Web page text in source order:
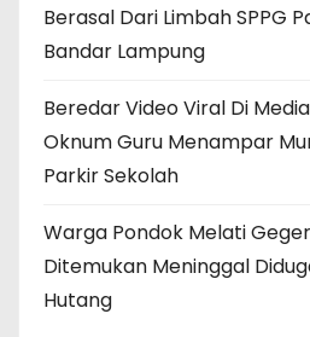
Berasal Dari Limbah SPPG
Bandar Lampung
Beredar Video Viral Di
Oknum Guru Menampar
Parkir Sekolah
Warga Pondok Melati
Ditemukan Meninggal
Hutang